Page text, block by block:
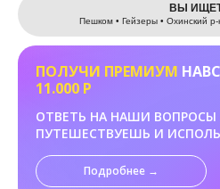
ВЫ
Пешком • Гейзеры • Охинский
ПОЛУЧИ ПРЕМИУМ
11.000 Р
ОТВЕТЬ НА НАШИ
ПУТЕШЕСТВУЕШЬ И
Подробнее →